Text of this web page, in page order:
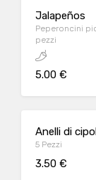
Jalapeños
Peperoncini
pezzi
5.00 €
Anelli di
5 Pezzi
3.50 €